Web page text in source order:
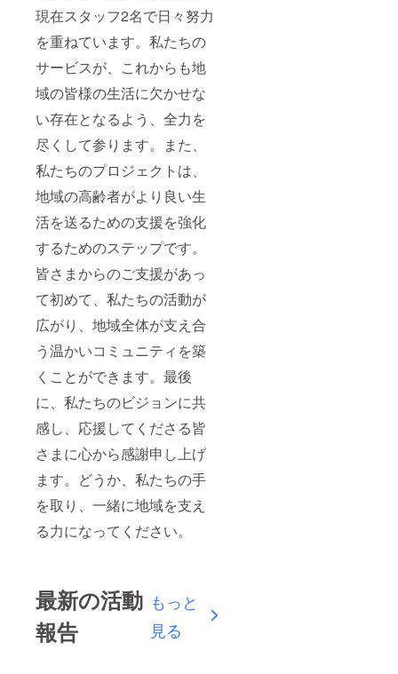
現在スタッフ2名で日々努力
を重ねています。私たちの
サービスが、これからも地
域の皆様の生活に欠かせな
い存在となるよう、全力を
尽くして参ります。また、
私たちのプロジェクトは、
地域の高齢者がより良い生
活を送るための支援を強化
するためのステップです。
皆さまからのご支援があっ
て初めて、私たちの活動が
広がり、地域全体が支え合
う温かいコミュニティを築
くことができます。最後
に、私たちのビジョンに共
感し、応援してくださる皆
さまに心から感謝申し上げ
ます。どうか、私たちの手
を取り、一緒に地域を支え
る力になってください。
最新の活動
報告
もっと
見る